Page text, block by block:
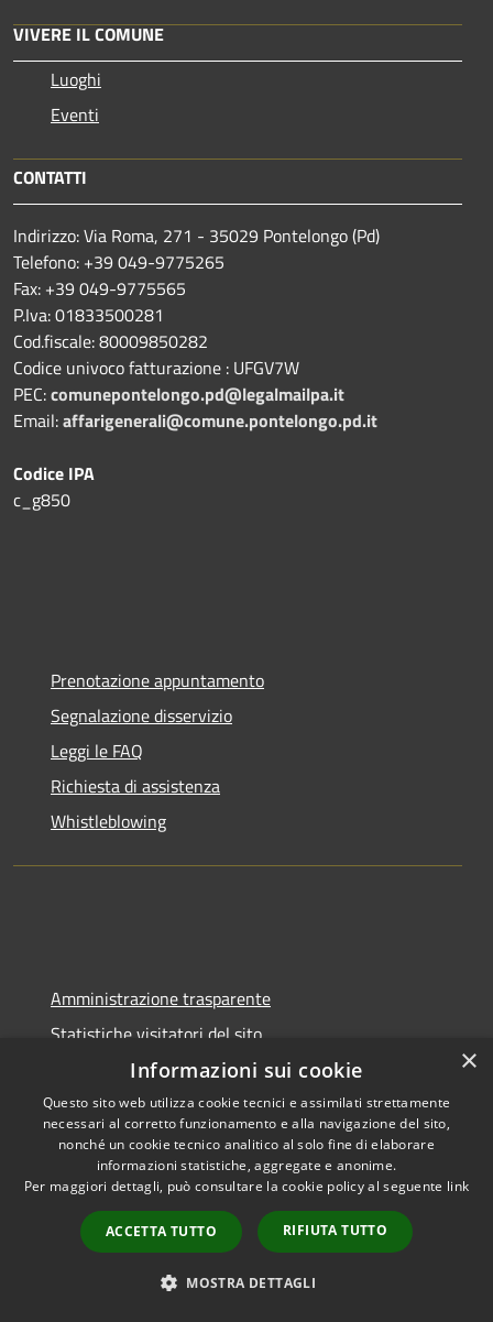
VIVERE IL COMUNE
Luoghi
Eventi
CONTATTI
Indirizzo: Via Roma, 271 - 35029 Pontelongo (Pd)
Telefono: +39 049-9775265
Fax: +39 049-9775565
P.Iva: 01833500281
Cod.fiscale: 80009850282
Codice univoco fatturazione : UFGV7W
PEC:comunepontelongo.pd@legalmailpa.it
Email:affarigenerali@comune.pontelongo.pd.it
Codice IPA
c_g850
Prenotazione appuntamento
Segnalazione disservizio
Leggi le FAQ
Richiesta di assistenza
Whistleblowing
Amministrazione trasparente
Statistiche visitatori del sito
Informativa privacy
Note legali
Dichiarazione di accessibilità
Copyright © 2026 • Comune di
Pontelongo • Powered by
×
Informazioni sui cookie
Questo sito web utilizza cookie tecnici e assimilati strettamente
necessari al corretto funzionamento e alla navigazione del sito,
nonché un cookie tecnico analitico al solo fine di elaborare
informazioni statistiche, aggregate e anonime.
Per maggiori dettagli, può consultare la cookie policy al seguente link
ACCETTA TUTTO RIFIUTA TUTTO
MOSTRA DETTAGLI